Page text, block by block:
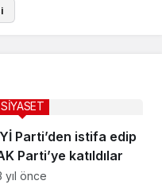
Parti’den istifa edip
Parti’ye katıldılar
SİYASET
yıl önce